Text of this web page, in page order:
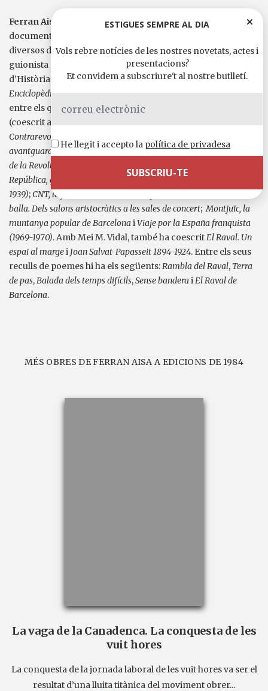
Ferran Aisa i Pàmpols
(Barcelona, 1948) ha estat comissari i
documentalista d’exposicions, redactor i col·laborador de
diversos diaris i revistes, professor d’Història de l’ACCAT i
guionista de documentals. És premi Ciutat de Barcelona
d’Història pel llibreUna història de Barcelona. Ateneu
Enciclopèdic Popular (1902-1999). És autor de diversos llibres,
entre els quals destaquenCamins utòpics. Barcelona 1868-1888
(coescrit amb Mei M. Vidal);
Contrarevolució. Els Fets de Maig de 1937
avantguarda a Catalunya;ECN 1 Radio CNT-FAI Barcelona. La voz
de la Revolución
República, guerra i revolució. L’Ajuntament de Barcelona (1931-
1939);CNT, la força obrera de Catalunya (1910-1939)
balla. Dels salons aristocràtics a les sales de concert;Montjuïc, la
muntanya popular de BarcelonaiViaje por la España franquista
(1969-1970). Amb Mei M. Vidal, també ha coescritEl Raval. Un
espai al margei Joan Salvat-Papasseit 1894-1924. Entre els seus
reculls de poemes hi ha els següents:Rambla del Raval, Terra
de pas,Balada dels temps difícils,Sense banderaiEl Raval de
Barcelona.
MÉS OBRES DE FERRAN AISA A EDICIONS DE 1984
La vaga de la Canadenca. La conquesta de les
vuit hores
La conquesta de la jornada laboral de les vuit hores va ser el
resultat d’una lluita titànica del moviment obrer...
ESTIGUES SEMPRE AL DIA
Vols rebre notícies de les nostres novetats, actes i
presentacions?
Et convidem a subscriure't al nostre butlletí.
He llegit i accepto la política de privadesa